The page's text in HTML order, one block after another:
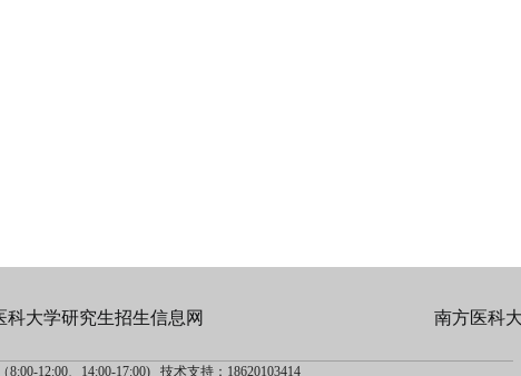
科大学研究生招生信息网 南方医科
8:00-12:00、14:00-17:00) 技术支持：18620103414